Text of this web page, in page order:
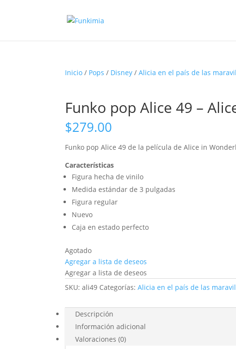
Inicio / Pops / Disney /Alicia en el país de las
Funko pop Alice 49 –
$279.00
Funko pop Alice 49 de la película de Alice in
Características
Figura hecha de vinilo
Medida estándar de 3 pulgadas
Figura regular
Nuevo
Caja en estado perfecto
Agotado
Agregar a lista de deseos
Agregar a lista de deseos
SKU:ali49 Categorías:Alicia en el país de las
Descripción
Información adicional
Valoraciones (0)